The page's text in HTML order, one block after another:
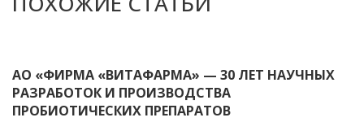
АО «ФИРМА «ВИТАФАРМА» — 30 ЛЕТ НАУЧНЫХ
РАЗРАБОТОК И ПРОИЗВОДСТВА
ПРОБИОТИЧЕСКИХ ПРЕПАРАТОВ